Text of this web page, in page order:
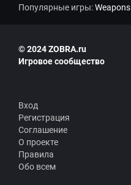
Популярные игры:
© 2024 ZOBRA.ru
Игровое сообщество
Вход
Регистрация
Соглашение
О проекте
Правила
Обо всем